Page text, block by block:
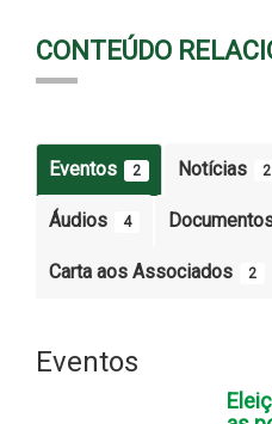
CONTEÚDO
Eventos 2 Notícias 2
Áudios 4
Carta aos Associados 2
Eventos